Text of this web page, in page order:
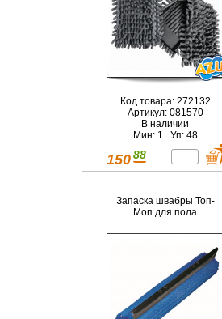
Код товара: 272132
Артикул: 081570
В наличии
Мин: 1 Уп: 48
150 88
Запаска швабры Топ-
Моп для пола